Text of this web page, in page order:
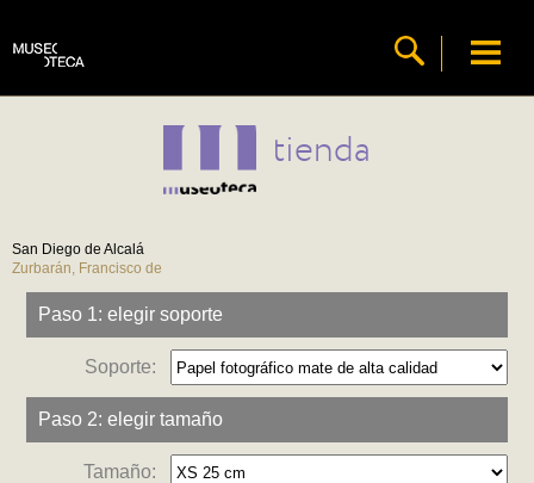
tienda
San Diego de Alcalá
Zurbarán, Francisco de
Paso 1: elegir soporte
Soporte:
Paso 2: elegir tamaño
Tamaño: